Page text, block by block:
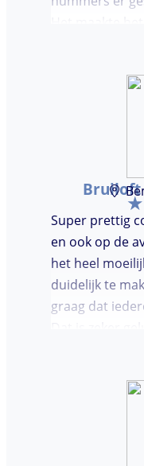
Het maakte
Bruiloft
Super prettig
en ook op de
het heel
duidelijk te
graag dat
Dat is zeker
avondje gehad